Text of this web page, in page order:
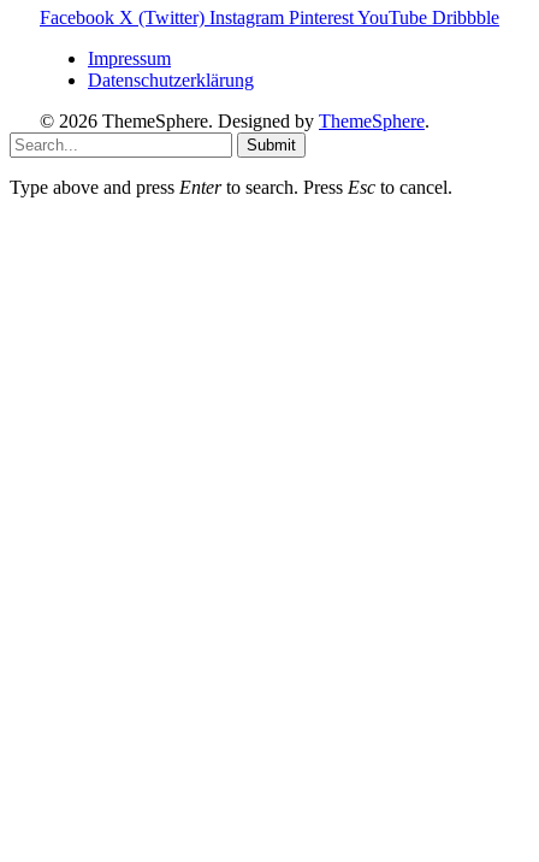
Facebook X (Twitter) Instagram PinterestYouTube Dribbble
Impressum
Datenschutzerklärung
© 2026 ThemeSphere. Designed by ThemeSphere.
Submit
Type above and press Enterto search. Press Esc to cancel.